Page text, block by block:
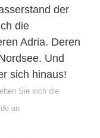
der
die
Adria. Deren
Und
sich hinaus!
Sie sich die
an